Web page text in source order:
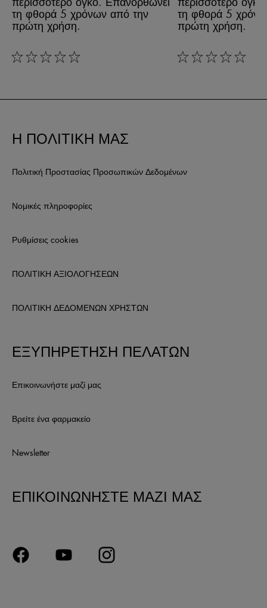
τη φθορά 5 χρόνων από την
πρώτη χρήση.
rating: 0 out of 5
τη φθορά 5
πρώτη χρήση.
rating: 0 out of 5
Η ΠΟΛΙΤΙΚΗ ΜΑΣ
Πολιτική Προστασίας Προσωπικών Δεδομένων
Νομικές πληροφορίες
Ρυθμίσεις cookies
ΠΟΛΙΤΙΚΗ ΑΞΙΟΛΟΓΗΣΕΩΝ
ΠΟΛΙΤΙΚΗ ΔΕΔΟΜΕΝΩΝ ΧΡΗΣΤΩΝ
ΕΞΥΠΗΡΕΤΗΣΗ ΠΕΛΑΤΩΝ
Επικοινωνήστε μαζί μας
Βρείτε ένα φαρμακείο
Newsletter
ΕΠΙΚΟΙΝΩΝΗΣΤΕ ΜΑΖΙ ΜΑΣ